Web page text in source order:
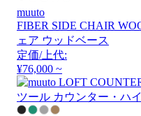
muuto
FIBER SIDE CHAIR
ェア ウッドベース
定価/上代:
¥76,000 ~